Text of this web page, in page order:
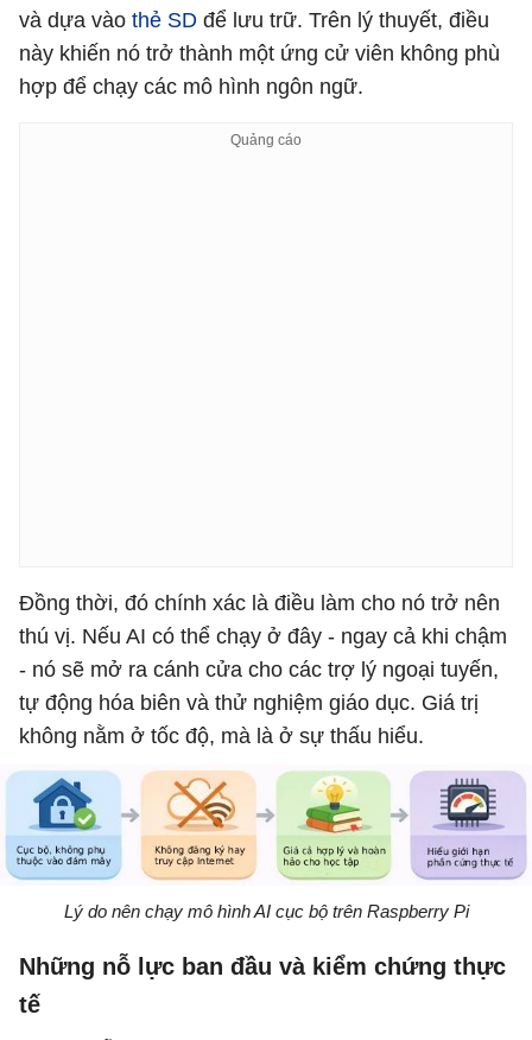
và dựa vào thẻ SD để lưu trữ. Trên lý thuyết, điều
này khiến nó trở thành một ứng cử viên không phù
hợp để chạy các mô hình ngôn ngữ.
Đồng thời, đó chính xác là điều làm cho nó trở nên
thú vị. Nếu AI có thể chạy ở đây - ngay cả khi chậm
- nó sẽ mở ra cánh cửa cho các trợ lý ngoại tuyến,
tự động hóa biên và thử nghiệm giáo dục. Giá trị
không nằm ở tốc độ, mà là ở sự thấu hiểu.
Lý do nên chạy mô hình AI cục bộ trên Raspberry Pi
Những nỗ lực ban đầu và kiểm chứng thực
tế